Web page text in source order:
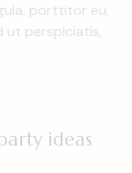
porttitor eu,
ut perspiciatis,
ideas